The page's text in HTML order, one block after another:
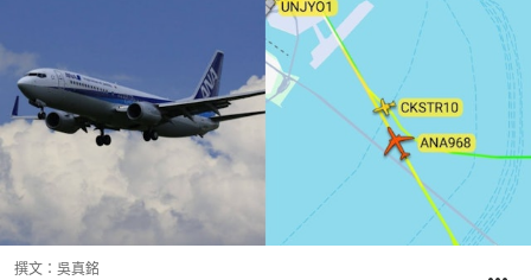
撰文： 吳真銘